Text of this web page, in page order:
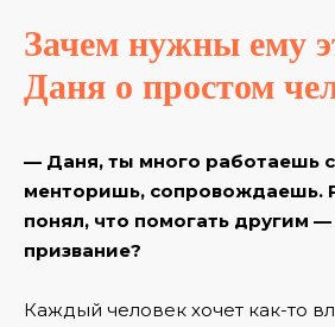
Зачем нужны ему
Даня о простом
— Даня, ты много работаешь
менторишь, сопровождаешь.
понял, что помогать другим —
призвание?
Каждый человек хочет как-то